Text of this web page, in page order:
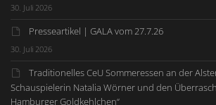
30. Juli 2026
Presseartikel | GALA vom 27.7.26
30. Juli 2026
Traditionelles CeU Sommeressen an der
Schauspielerin Natalia Wörner und den
Hamburger Goldkehlchen“